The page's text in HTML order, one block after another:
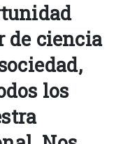
de ciencia
los